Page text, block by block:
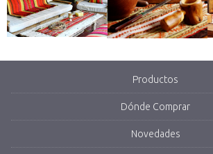
Productos
Dónde Comprar
Novedades